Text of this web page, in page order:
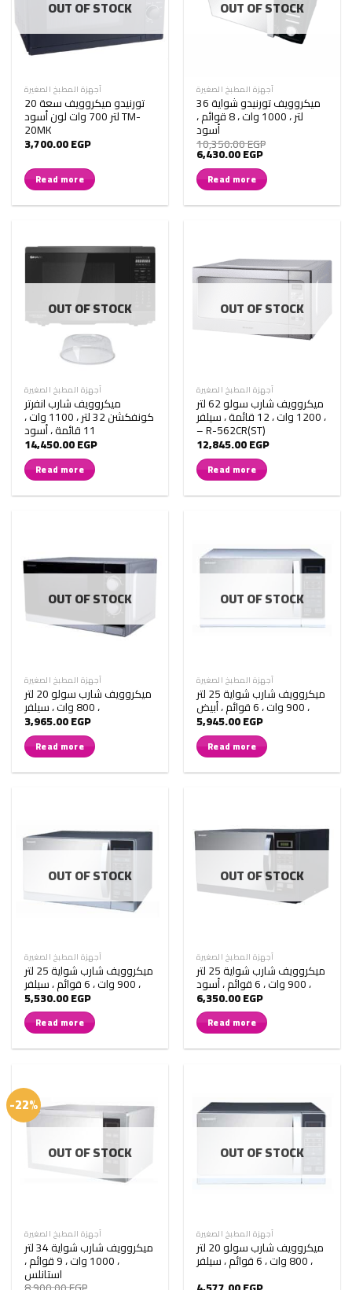
OUT OF STOCK
أجهزة المطبخ الصغيرة
تورنيدو ميكروويف سعة 20
لتر 700 وات لون أسود TM-
20MK
3,700.00EGP
Read more
OUT OF STOCK
أجهزة المطبخ الصغيرة
ميكروويف تورنيدو شواية 36
لتر ، 1000 وات ، 8 قوائم ،
أسود
10,350.00EGP
Original
price
was:
10,350.00 EGP.
6,430.00EGPCurrent
is:
6,430.00 EGP.
Read more
OUT OF STOCK
أجهزة المطبخ الصغيرة
ميكروويف شارب انفرتر
كونفكشن 32 لتر ، 1100 وات ،
11 قائمة ، أسود
14,450.00EGP
Read more
OUT OF STOCK
أجهزة المطبخ الصغيرة
ميكروويف شارب سولو 62 لتر
، 1200 وات ، 12 قائمة ، سيلفر
– R-562CR(ST)
12,845.00EGP
Read more
OUT OF STOCK
أجهزة المطبخ الصغيرة
ميكروويف شارب سولو 20 لتر
، 800 وات ، سيلفر
3,965.00EGP
Read more
OUT OF STOCK
أجهزة المطبخ الصغيرة
ميكروويف شارب شواية 25 لتر
، 900 وات ، 6 قوائم ، أبيض
5,945.00EGP
Read more
OUT OF STOCK
أجهزة المطبخ الصغيرة
ميكروويف شارب شواية 25 لتر
، 900 وات ، 6 قوائم ، سيلفر
5,530.00EGP
Read more
OUT OF STOCK
أجهزة المطبخ الصغيرة
ميكروويف شارب شواية 25 لتر
، 900 وات ، 6 قوائم ، أسود
6,350.00EGP
Read more
-22%
OUT OF STOCK
أجهزة المطبخ الصغيرة
ميكروويف شارب شواية 34 لتر
، 1000 وات ، 9 قوائم ،
استانلس
OUT OF STOCK
أجهزة المطبخ الصغيرة
ميكروويف شارب سولو 20 لتر
، 800 وات ، 6 قوائم ، سيلفر